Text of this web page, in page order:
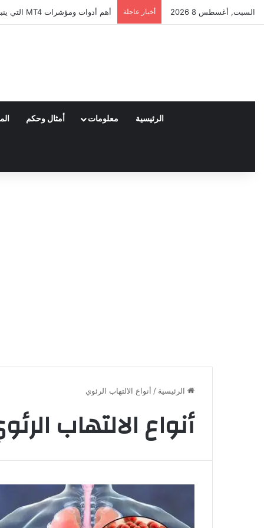
السبت, أغسطس 8 2026 أخبار عاجلة أهم أدوات ومؤشرات MT4 التي ينبغي لكل مستثمر مبتدئ معرفتها
الرئيسية معلومات أمثال وحكم
الرئيسية / أنواع الالتهاب الرئوي
أنواع الالتهاب